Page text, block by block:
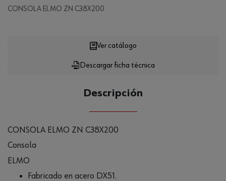
CONSOLA ELMO ZN C38X200
Loading...
Descargar ficha técnica
Ver catálogo
Descripción
CONSOLA ELMO ZN C38X200
Consola
ELMO
Fabricado en acero DX51.